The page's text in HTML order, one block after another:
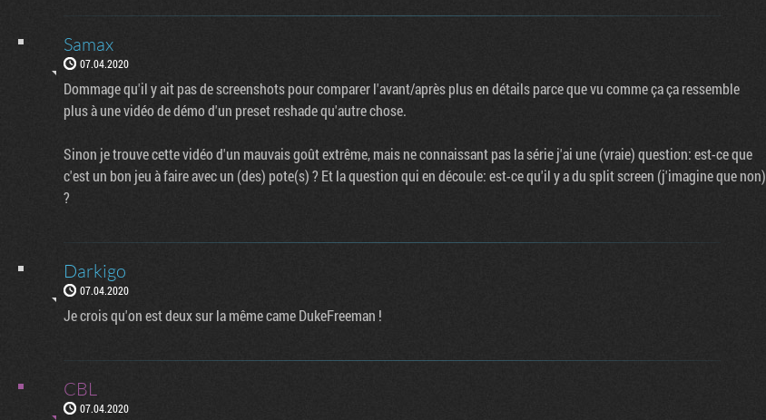
Samax
07.04.2020
Dommage qu'il y ait pas de screenshots pour comparer l'avant/après plus en détails parce que vu comme ça ça ressemble
plus à une vidéo de démo d'un preset reshade qu'autre chose.
Sinon je trouve cette vidéo d'un mauvais goût extrême, mais ne connaissant pas la série j'ai une (vraie) question: est-ce que
c'est un bon jeu à faire avec un (des) pote(s) ? Et la question qui en découle: est-ce qu'il y a du split screen (j'imagine que non)
?
Darkigo
07.04.2020
Je crois qu'on est deux sur la même came DukeFreeman !
CBL
07.04.2020